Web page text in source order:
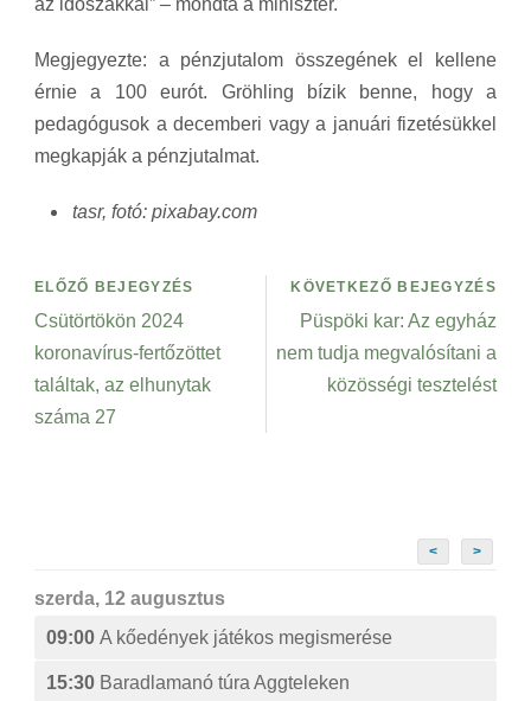
Megjegyezte: a pénzjutalom összegének el kellene
érnie a 100 eurót. Gröhling bízik benne, hogy a
pedagógusok a decemberi vagy a januári fizetésükkel
megkapják a pénzjutalmat.
tasr, fotó: pixabay.com
ELŐZŐ BEJEGYZÉS
Csütörtökön 2024
koronavírus-fertőzöttet
találtak, az elhunytak
száma 27
KÖVETKEZŐ BEJEGYZÉS
Püspöki kar: Az egyház
nem tudja megvalósítani a
közösségi tesztelést
< >
szerda, 12 augusztus
09:00 A kőedények játékos megismerése
15:30 Baradlamanó túra Aggteleken